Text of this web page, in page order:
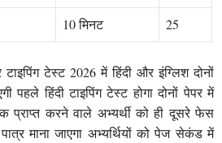
10 मिनट 25
टेस्ट 2026 में हिंदी और इंग्लिश दोनों
पहले हिंदी टाइपिंग टेस्ट होगा दोनों पेपर में
करने वाले अभ्यर्थी को ही दूसरे फेस
माना जाएगा अभ्यर्थियों को पेज सेकंड में